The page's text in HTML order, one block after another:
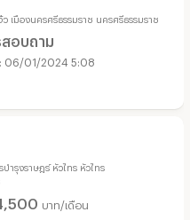
เมืองนครศรีธรรมราช นครศรีธรรมราช
อบถาม
06/01/2024 5:08
บำรุงราษฎร์ หัวไทร หัวไทร
บาท/เดือน